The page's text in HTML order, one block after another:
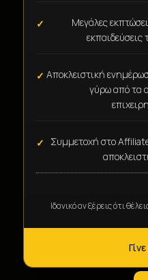
Μεγάλες
εκπαιδεύσεις
Αποκλειστική
γύρω από τα
Συμμετοχή στο
Ιδανικό αν ξέρεις ότι